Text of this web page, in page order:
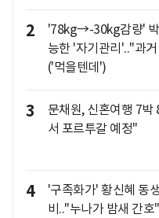
2
'78kg→-30kg감량' 박
능한 '자기관리'.."과
('먹을텐데')
3
문채원, 신혼여행 7박
서 포르투갈 예정"
4
'구족화가' 황신혜 동
비.."누나가 밤새 간